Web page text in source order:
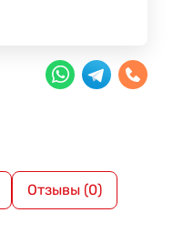
Отзывы (0)